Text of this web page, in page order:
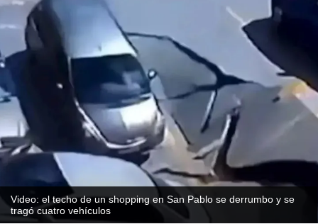
Video: el techo de un shopping en San Pablo se derrumbo y se
tragó cuatro vehículos